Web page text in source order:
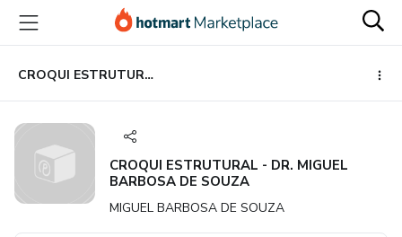
para
conteúdo
principal
para
pagamento
para
rodapé
CROQUI ESTRUTURAL - DR. MIGUEL BARBOSA DE SOUZA
CROQUI ESTRUTURAL - DR. MIGUEL
BARBOSA DE SOUZA
MIGUEL BARBOSA DE SOUZA